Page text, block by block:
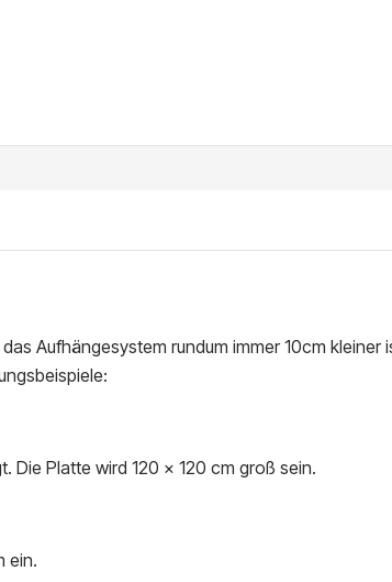
Aufhängesystem rundum immer 10cm kleiner
Die Platte wird 120 x 120 cm groß sein.
ein.